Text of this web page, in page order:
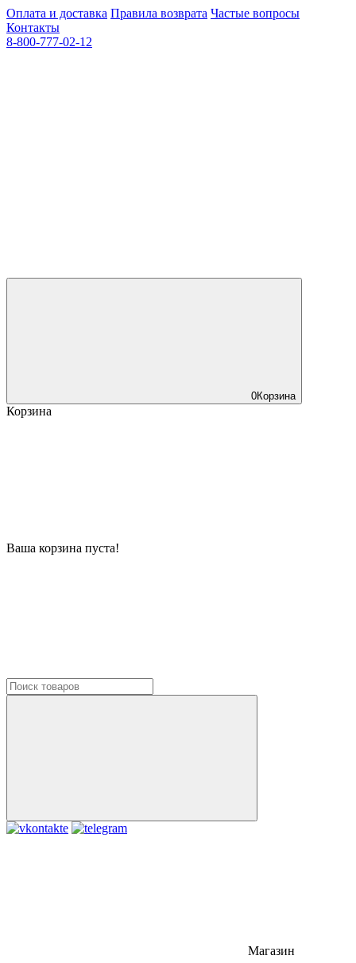
Оплата и доставка Правила возврата Частые вопросы
Контакты
8-800-777-02-12
0Корзина
Корзина
Ваша корзина пуста!
Магазин